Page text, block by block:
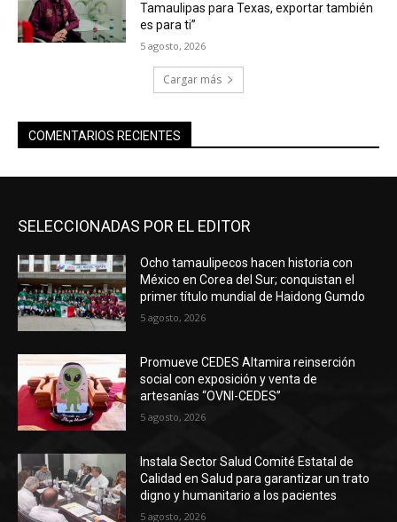
Tamaulipas para Texas, exportar también
es para ti”
5 agosto, 2026
Cargar más
COMENTARIOS RECIENTES
SELECCIONADAS POR EL EDITOR
Ocho tamaulipecos hacen historia con
México en Corea del Sur; conquistan el
primer título mundial de Haidong Gumdo
5 agosto, 2026
Promueve CEDES Altamira reinserción
social con exposición y venta de
artesanías “OVNI-CEDES”
5 agosto, 2026
Instala Sector Salud Comité Estatal de
Calidad en Salud para garantizar un trato
digno y humanitario a los pacientes
5 agosto, 2026